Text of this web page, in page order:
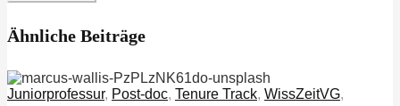
Ähnliche Beiträge
Juniorprofessur, Post-doc, Tenure Track, WissZeitVG,